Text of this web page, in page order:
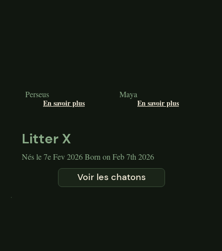
Perseus
En savoir plus
Maya
En savoir plus
Litter X
Nés le 7e Fev 2026 Born on Feb 7th 2026
Voir les chatons